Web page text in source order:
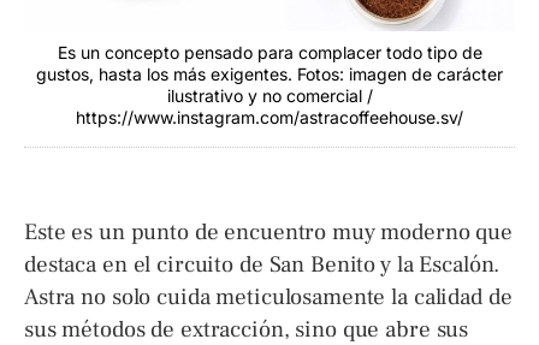
Es un concepto pensado para complacer todo tipo de
gustos, hasta los más exigentes. Fotos: imagen de carácter
ilustrativo y no comercial /
https://www.instagram.com/astracoffeehouse.sv/
Este es un punto de encuentro muy moderno que
destaca en el circuito de San Benito y la Escalón.
Astra no solo cuida meticulosamente la calidad de
sus métodos de extracción, sino que abre sus